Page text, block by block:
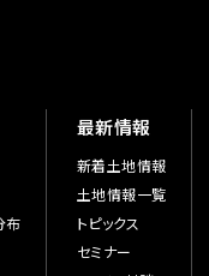
布
最新情報
新着土地情報
土地情報一覧
トピックス
セミナー